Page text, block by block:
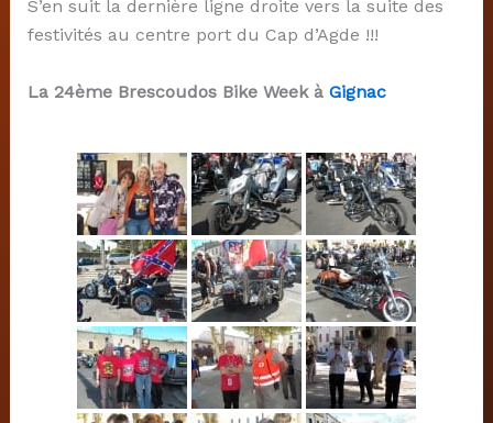
S’en suit la dernière ligne droite vers la suite des
festivités au centre port du Cap d’Agde !!!
La 24ème Brescoudos Bike Week à Gignac